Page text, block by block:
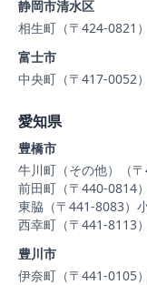
静岡市清水区
相生町（〒424-0821）
富士市
中央町（〒417-0052）
愛知県
豊橋市
牛川町（その他）（〒
前田町（〒440-0814）
東脇（〒441-8083）
西幸町（〒441-8113）
豊川市
伊奈町（〒441-0105）